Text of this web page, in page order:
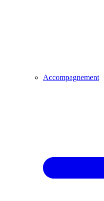
Accompagnement